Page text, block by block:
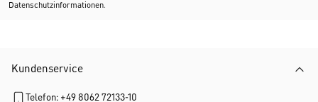
Datenschutzinformationen.
Kundenservice
Telefon: +49 8062 72133-10